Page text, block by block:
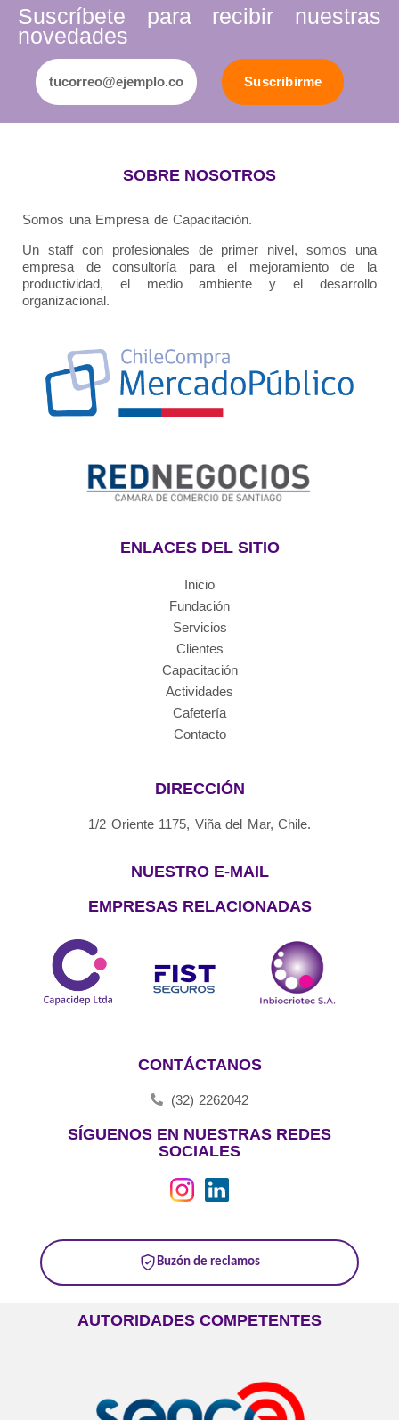
Suscríbete para recibir nuestras
novedades
Suscribirme
SOBRE NOSOTROS
Somos una Empresa de Capacitación.
Un staff con profesionales de primer nivel, somos una
empresa de consultoría para el mejoramiento de la
productividad, el medio ambiente y el desarrollo
organizacional.
ENLACES DEL SITIO
Inicio
Fundación
Servicios
Clientes
Capacitación
Actividades
Cafetería
Contacto
DIRECCIÓN
1/2 Oriente 1175, Viña del Mar, Chile.
NUESTRO E-MAIL
EMPRESAS RELACIONADAS
CONTÁCTANOS
(32) 2262042
SÍGUENOS EN NUESTRAS REDES
SOCIALES
Buzón de reclamos
AUTORIDADES COMPETENTES